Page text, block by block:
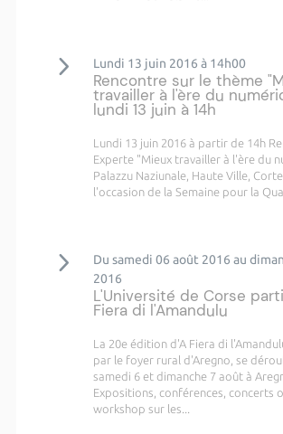
Lundi 13 juin 2016 à 14h00
Rencontre sur le thème
travailler à l'ère du
lundi 13 juin à 14h
Lundi 13 juin 2016 à partir de 14h
Experte "Mieux travailler à l'ère du
Palazzu Naziunale, Haute Ville,
l'occasion de la Semaine pour la
Du samedi 06 août 2016 au
2016
L'Université de Corse
Fiera di l'Amandulu
La 20e édition d'A Fiera di
par le foyer rural d'Aregno, se
samedi 6 et dimanche 7 août à
Expositions, conférences, concerts
workshop sur les...